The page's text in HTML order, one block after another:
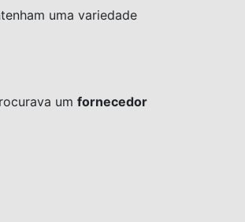
uma variedade
um fornecedor